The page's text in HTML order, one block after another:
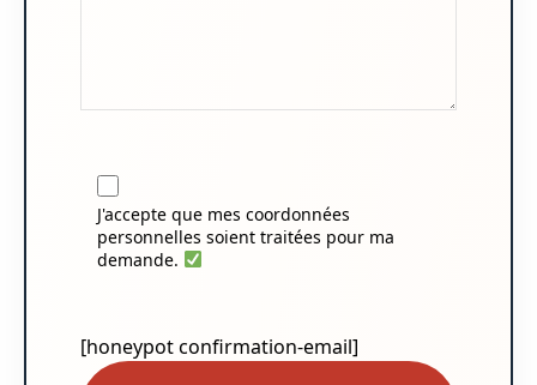
J'accepte que mes coordonnées
personnelles soient traitées pour ma
demande.
[honeypot confirmation-email]